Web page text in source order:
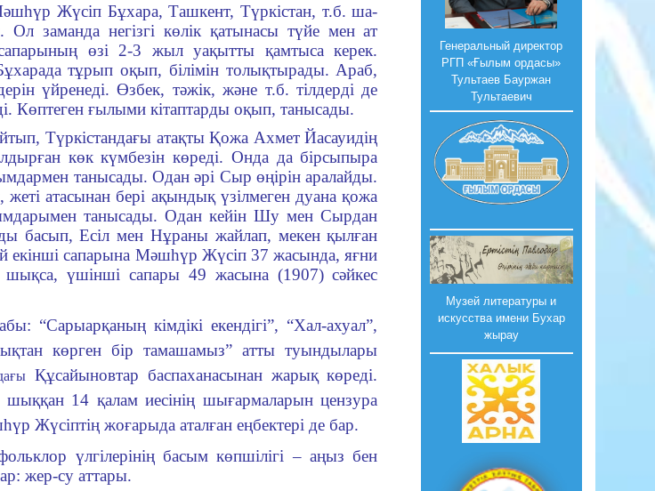
Жүсіп Бұхара, Ташкент, Түркістан, т.б. ша­
Ол заман­да негізгі көлік қатынасы түйе мен ат
өзі 2-3 жыл уақытты қамтыса керек.
тұрып оқып, білімін толық­тырады. Араб,
үйренеді. Өз­бек, тәжік, және т.б. тілдерді де
Көптеген ғылыми кітаптарды оқып, танысады.
Түр­кістандағыатақтыҚожа Ахмет Йасауи­дің
көк күмбезін көреді. Онда да бір­сыпыра
танысады. Одан әрі Сыр өңі­рін аралайды.
ата­сы­нан бері ақын­дық үзіл­меген дуана қожа
та­ны­сады. Одан кейін Шу мен Сырдан
басып, Есіл мен Нұраны жайлап, мекен қыл­ған
екінші сапа­рына Мәшһүр Жү­сіп 37 жасында, яғни
үшінші сапары 49 жасына (1907) сәйкес
“Сары­ар­қаның кімдікі екендігі”, “Хал-ахуал”,
көрген бір тама­шамыз” ат­ты туын­ды­лары
Құ­са­йы­н­ов­тар бас­па­хана­сынан жарық көреді.
шық­қан 14 қалам ие­сінің шығар­ма­ларын цен­зура
Жүсіптің жоғарыда аталған еңбектері де бар.
үлгі­лерінің басым көпшілігі – аңыз бен
жер-су аттары.
Генеральный директор
РГП «Ғылым ордасы»
Тультаев Бауржан
Тультаевич
Музей литературы и
искусства имени Бухар
жырау